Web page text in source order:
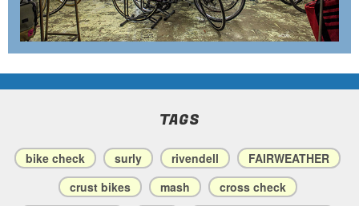
TAGS
bike check surly rivendell
FAIRWEATHER
crust bikes
mash
cross check